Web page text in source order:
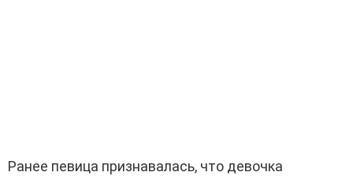
Ранее певица признавалась, что девочка